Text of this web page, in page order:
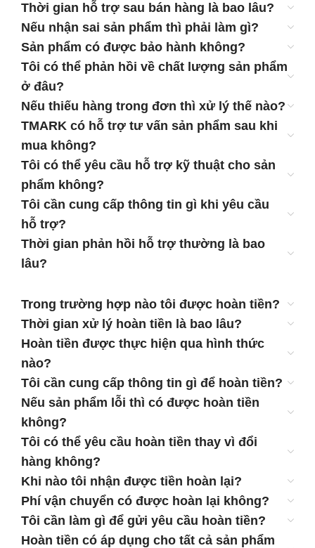
Thời gian hỗ trợ sau bán hàng là bao lâu?
Nếu nhận sai sản phẩm thì phải làm gì?
Sản phẩm có được bảo hành không?
Tôi có thể phản hồi về chất lượng sản phẩm
ở đâu?
Nếu thiếu hàng trong đơn thì xử lý thế nào?
TMARK có hỗ trợ tư vấn sản phẩm sau khi
mua không?
Tôi có thể yêu cầu hỗ trợ kỹ thuật cho sản
phẩm không?
Tôi cần cung cấp thông tin gì khi yêu cầu
hỗ trợ?
Thời gian phản hồi hỗ trợ thường là bao
lâu?
Trong trường hợp nào tôi được hoàn tiền?
Thời gian xử lý hoàn tiền là bao lâu?
Hoàn tiền được thực hiện qua hình thức
nào?
Tôi cần cung cấp thông tin gì để hoàn tiền?
Nếu sản phẩm lỗi thì có được hoàn tiền
không?
Tôi có thể yêu cầu hoàn tiền thay vì đổi
hàng không?
Khi nào tôi nhận được tiền hoàn lại?
Phí vận chuyển có được hoàn lại không?
Tôi cần làm gì để gửi yêu cầu hoàn tiền?
Hoàn tiền có áp dụng cho tất cả sản phẩm